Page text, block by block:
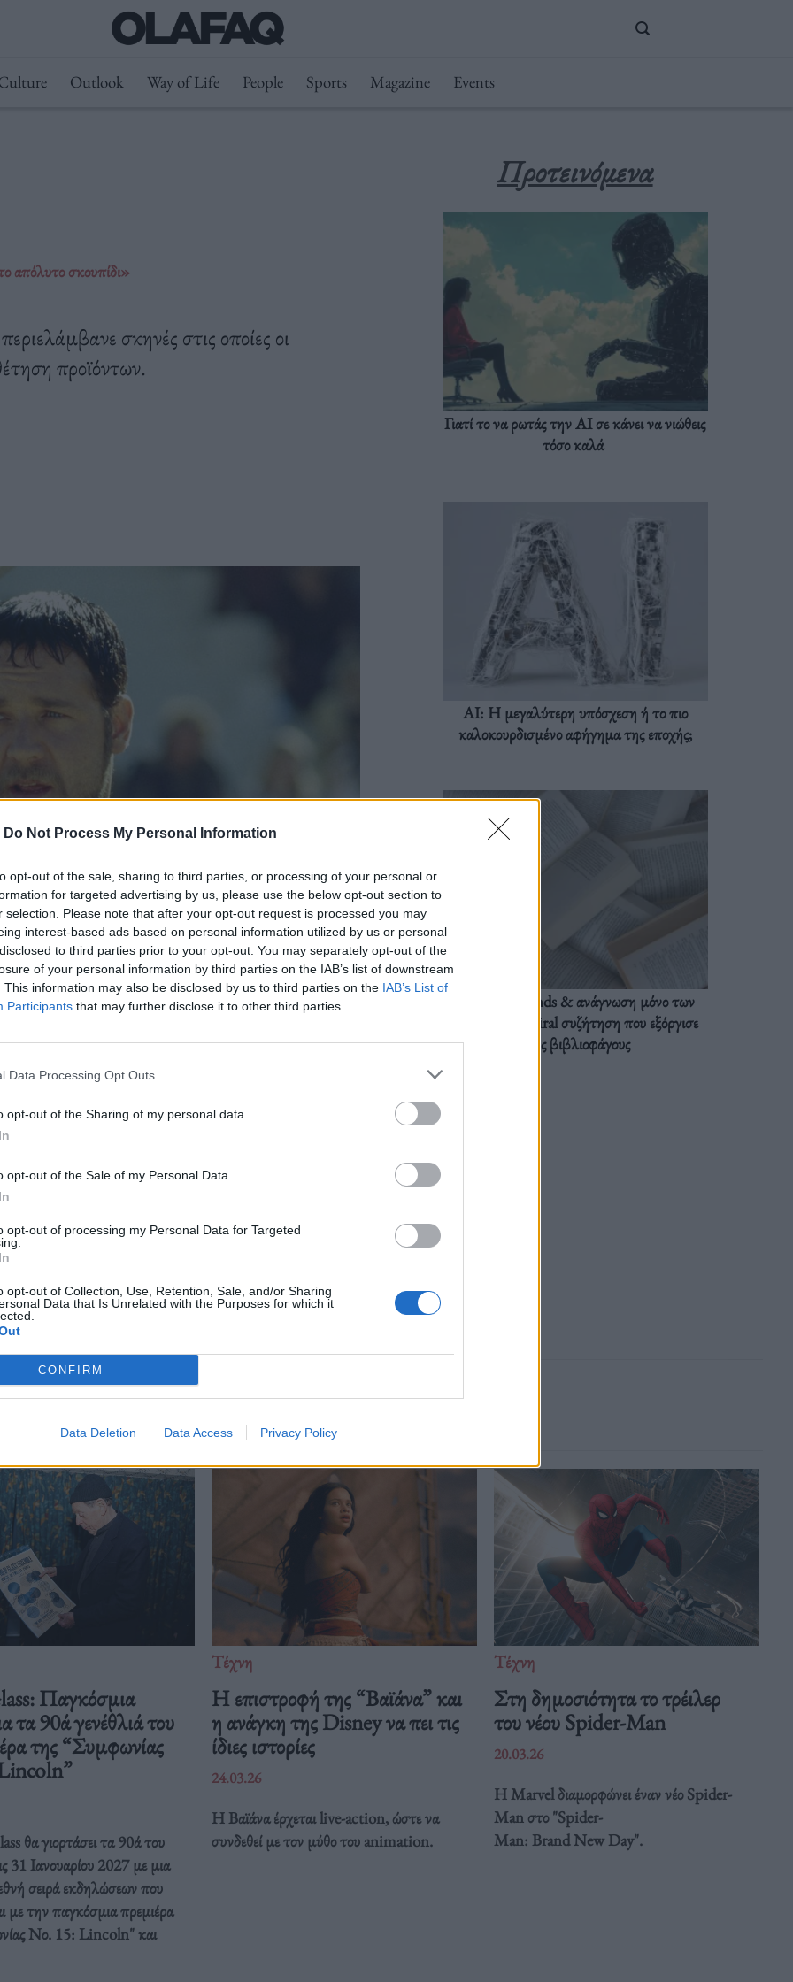
Do Not Process My Personal Information
opt-out of the sale, sharing to third parties, or processing of your personal or
for targeted advertising by us, please use the below opt-out section to
selection. Please note that after your opt-out request is processed you may
interest-based ads based on personal information utilized by us or personal
to third parties prior to your opt-out. You may separately opt-out of the
of your personal information by third parties on the IAB’s list of downstream
This information may also be disclosed by us to third parties on the IAB’s List of
Participants that may further disclose it to other third parties.
Data Processing Opt Outs
opt-out of the Sharing of my personal data.
opt-out of the Sale of my Personal Data.
opt-out of processing my Personal Data for Targeted
opt-out of Collection, Use, Retention, Sale, and/or Sharing
Data that Is Unrelated with the Purposes for which it
CONFIRM
Data Deletion Data Access Privacy Policy
Outlook Way of Life People Sports Magazine Events
απόλυτο σκουπίδι»
σκηνές στις οποίες οι
προϊόντων.
σκηνές στις οποίες οι
προϊόντων.
→
,Ράσελ Κρόου
Προτεινόμενα
Γιατί το να ρωτάς την AI σε κάνει να νιώθεις
τόσο καλά
AI: Η μεγαλύτερη υπόσχεση ή το πιο
καλοκουρδισμένο αφήγημα της εποχής;
BookTok trends & ανάγνωση μόνο των
διαλόγων: Η viral συζήτηση που εξόργισε
τους βιβλιοφάγους
Δείτε επίσης
Παγκόσμια
τα 90ά γενέθλιά του
της “Συμφωνίας
θα γιορτάσει τα 90ά του
31 Ιανουαρίου 2027 με μια
σειρά εκδηλώσεων που
με την παγκόσμια πρεμιέρα
Νο. 15: Lincoln" και
Τέχνη
Η επιστροφή της “Βαϊάνα” και
η ανάγκη της Disney να πει τις
ίδιες ιστορίες
24.03.26
Η Βαϊάνα έρχεται live-action, ώστε να
συνδεθεί με τον μύθο του animation.
Τέχνη
Στη δημοσιότητα το τρέιλερ
του νέου Spider-Man
20.03.26
Η Marvel διαμορφώνει έναν νέο Spider-
Man στο "Spider-
Man: Brand New Day".